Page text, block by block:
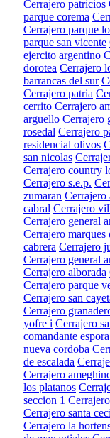
Cerrajero patricios
parque corema
Cerrajero parque
parque san vicente
ejercito argentino
dorotea Cerrajero
barrancas del sur
Cerrajero patria
cerrito Cerrajero
arguello Cerrajero
rosedal Cerrajero
residencial olivos
san nicolas
Cerrajero country
Cerrajero s.e.p.
zumaran Cerrajero
cabral Cerrajero
Cerrajero general
Cerrajero marques
cabrera Cerrajero
Cerrajero general
Cerrajero alborada
Cerrajero parque
Cerrajero san
Cerrajero
yofre i Cerrajero
comandante espora
nueva cordoba
de escalada
Cerrajero
los platanos
seccion 1
Cerrajero santa
Cerrajero la